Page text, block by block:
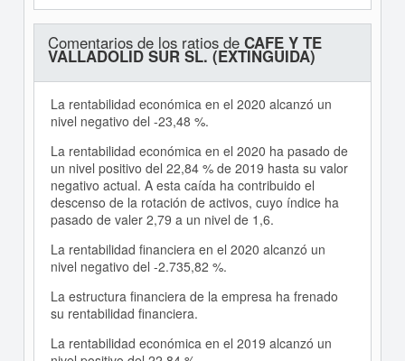
Comentarios de los ratios de CAFE Y TE
VALLADOLID SUR SL. (EXTINGUIDA)
La rentabilidad económica en el 2020 alcanzó un
nivel negativo del -23,48 %.
La rentabilidad económica en el 2020 ha pasado de
un nivel positivo del 22,84 % de 2019 hasta su valor
negativo actual. A esta caída ha contribuido el
descenso de la rotación de activos, cuyo índice ha
pasado de valer 2,79 a un nivel de 1,6.
La rentabilidad financiera en el 2020 alcanzó un
nivel negativo del -2.735,82 %.
La estructura financiera de la empresa ha frenado
su rentabilidad financiera.
La rentabilidad económica en el 2019 alcanzó un